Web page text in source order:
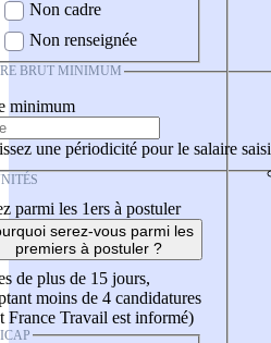
Non cadre
Non renseignée
BRUT MINIMUM
minimum
une périodicité pour le salaire saisi
parmi les 1ers à postuler
serez-vous parmi les
premiers à postuler ?
de plus de 15 jours,
moins de 4 candidatures
France Travail est informé)